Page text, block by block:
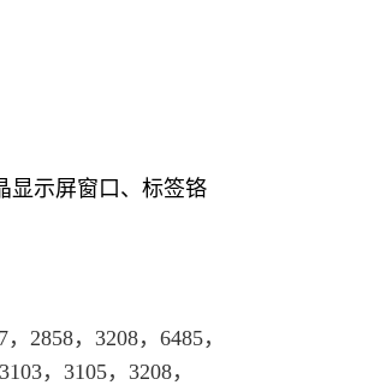
显示屏窗口、标签铬
2858，3208，6485，
，3105，3208，